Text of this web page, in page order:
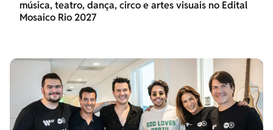
música, teatro, dança, circo e artes visuais no Edital
Mosaico Rio 2027